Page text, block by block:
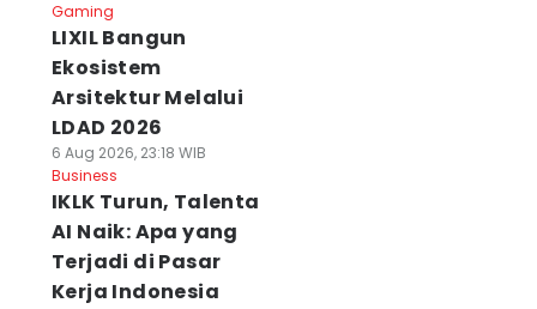
Gaming
LIXIL Bangun
Ekosistem
Arsitektur Melalui
LDAD 2026
6 Aug 2026, 23:18 WIB
Business
IKLK Turun, Talenta
AI Naik: Apa yang
Terjadi di Pasar
Kerja Indonesia